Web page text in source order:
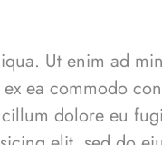
Ut enim ad
ea commodo
dolore eu